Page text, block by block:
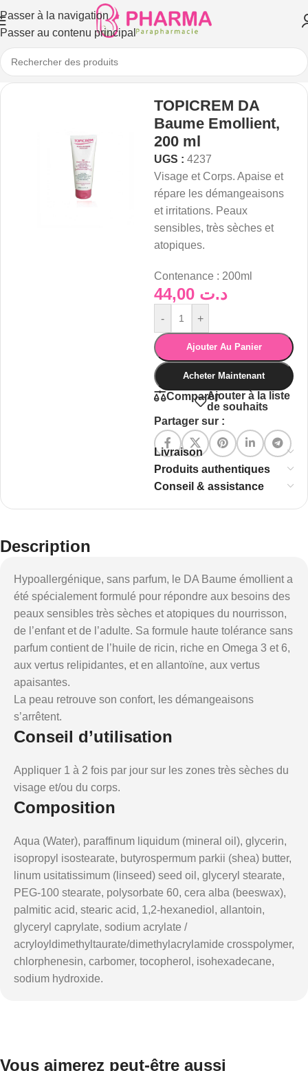
Passer à la navigation
Passer au contenu principal
TOPICREM DA
Baume Emollient,
200 ml
UGS : 4237
Visage et Corps. Apaise et
répare les démangeaisons
et irritations. Peaux
sensibles, très sèches et
atopiques.
Contenance : 200ml
د.ت
- +
Ajouter Au Panier
Acheter Maintenant
ComparerAjouter à la liste
de souhaits
Partager sur :
Livraison
Produits authentiques
Conseil & assistance
Description
Hypoallergénique, sans parfum, le DA Baume émollient a
été spécialement formulé pour répondre aux besoins des
peaux sensibles très sèches et atopiques du nourrisson,
de l’enfant et de l’adulte. Sa formule haute tolérance sans
parfum contient de l’huile de ricin, riche en Omega 3 et 6,
aux vertus relipidantes, et en allantoïne, aux vertus
apaisantes.
La peau retrouve son confort, les démangeaisons
s’arrêtent.
Conseil d’utilisation
Appliquer 1 à 2 fois par jour sur les zones très sèches du
visage et/ou du corps.
Composition
Aqua (Water), paraffinum liquidum (mineral oil), glycerin,
isopropyl isostearate, butyrospermum parkii (shea) butter,
linum usitatissimum (linseed) seed oil, glyceryl stearate,
PEG-100 stearate, polysorbate 60, cera alba (beeswax),
palmitic acid, stearic acid, 1,2-hexanediol, allantoin,
glyceryl caprylate, sodium acrylate /
acryloyldimethyltaurate/dimethylacrylamide crosspolymer,
chlorphenesin, carbomer, tocopherol, isohexadecane,
sodium hydroxide.
Vous aimerez peut-être aussi